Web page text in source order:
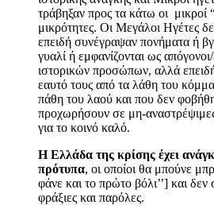
τράβηξαν προς τα κάτω οι μικροί
μικρότητες. Οι Μεγάλοι Ηγέτες
επειδή συνέγραψαν πονήματα ή
γυαλί ή εμφανίζονται ως
ιστορικών προσώπων, αλλά
εαυτό τους από τα λάθη του
πάθη του λαού και που δεν
προχωρήσουν σε μη-
για το κοινό καλό.
Η Ελλάδα της κρίσης έχει
πρότυπα, οι οποίοι θα μπούνε
φάνε και το πρώτο βόλι’’] και δεν
φράξιες και παρόλες.